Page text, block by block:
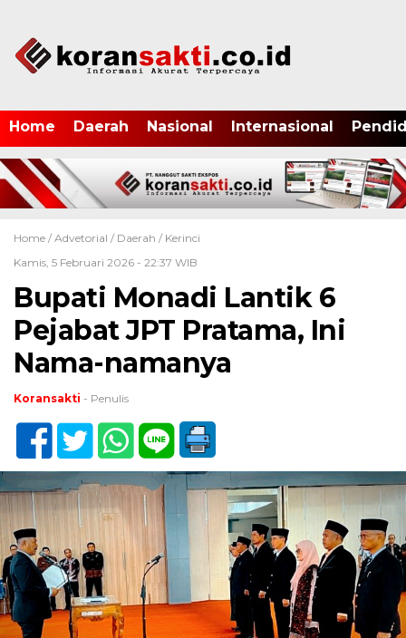
Home Daerah Nasional Internasional
Home / Advetorial / Daerah / Kerinci
Kamis, 5 Februari 2026 - 22:37 WIB
Bupati Monadi Lantik 6
Pejabat JPT Pratama, Ini
Nama-namanya
Koransakti - Penulis